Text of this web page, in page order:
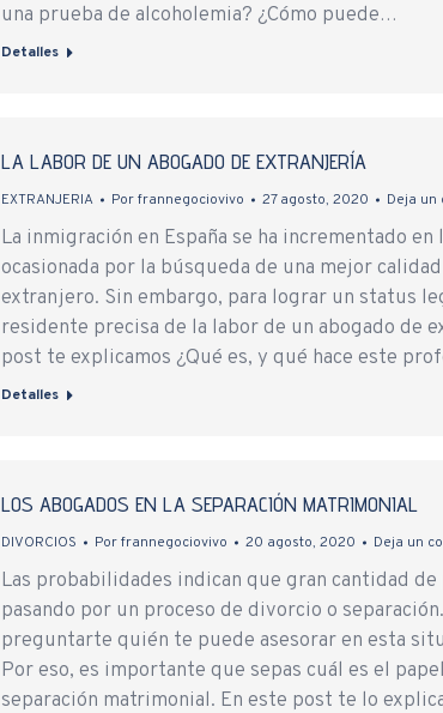
una prueba de alcoholemia? ¿Cómo puede…
Detalles
LA LABOR DE UN ABOGADO DE EXTRANJERÍA
EXTRANJERIA Porfrannegociovivo 27 agosto, 2020 Deja un
La inmigración en España se ha incrementado
ocasionada por la búsqueda de una mejor
extranjero. Sin embargo, para lograr un status
residente precisa de la labor de un abogado de
post te explicamos ¿Qué es, y qué hace este
Detalles
LOS ABOGADOS EN LA SEPARACIÓN MATRIMONIAL
DIVORCIOS Porfrannegociovivo 20 agosto, 2020 Deja un
Las probabilidades indican que gran cantidad
pasando por un proceso de divorcio o
preguntarte quién te puede asesorar en esta
Por eso, es importante que sepas cuál es el
separación matrimonial. En este post te lo